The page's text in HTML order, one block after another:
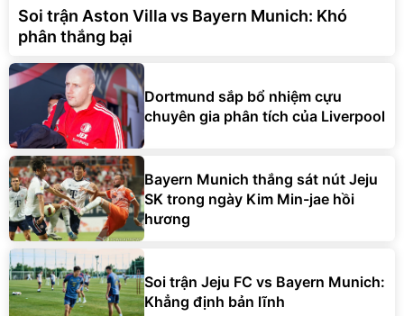
Soi trận Aston Villa vs Bayern Munich: Khó
phân thắng bại
Dortmund sắp bổ nhiệm cựu
chuyên gia phân tích của Liverpool
Bayern Munich thắng sát nút Jeju
SK trong ngày Kim Min-jae hồi
hương
Soi trận Jeju FC vs Bayern Munich:
Khẳng định bản lĩnh